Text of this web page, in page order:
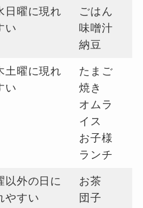
日曜に現れ
い
ごはん
味噌汁
納豆
土曜に現れ
い
たまご
焼き
オムラ
イス
お子様
ランチ
以外の日に
やすい
お茶
団子